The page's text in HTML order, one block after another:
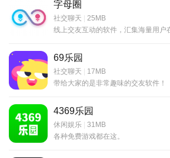
字母圈
社交聊天 | 25MB
线上交友互动的软件，汇集海量用户
69乐园
社交聊天 | 17MB
带给大家的是非常趣味的交友软件！
4369乐园
休闲娱乐 | 31MB
各种免费游戏都在这。